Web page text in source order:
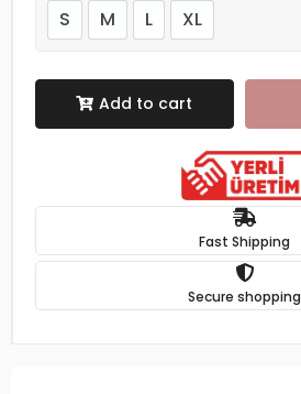
S M L XL
Add to cart
Fast Shipping
Secure shopping